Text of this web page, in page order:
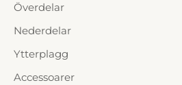
Överdelar
Nederdelar
Ytterplagg
Accessoarer